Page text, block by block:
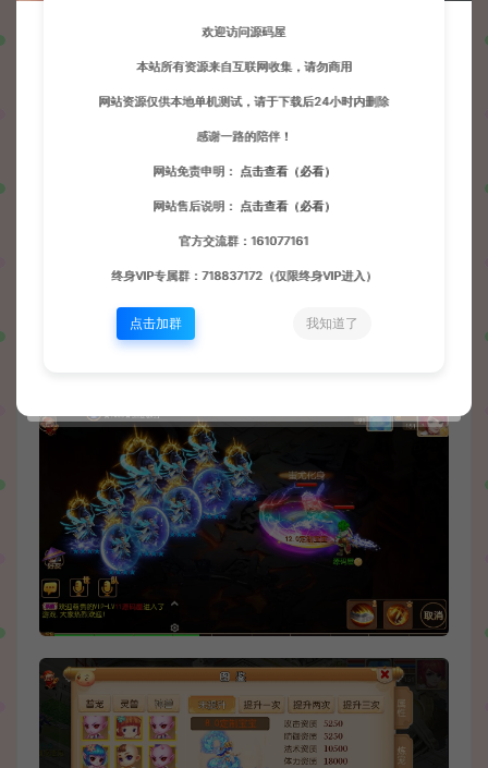
欢迎访问源码屋
本站所有资源来自互联网收集，请勿商用
网站资源仅供本地单机测试，请于下载后24小时内删除
感谢一路的陪伴！
网站免责申明： 点击查看（必看）
网站售后说明： 点击查看（必看）
官方交流群：161077161
终身VIP专属群：718837172（仅限终身VIP进入）
点击加群 我知道了